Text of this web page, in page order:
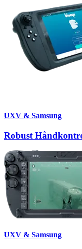
UXV & Samsung
Robust
UXV & Samsung